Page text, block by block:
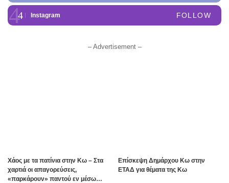
Instagram FOLLOW
– Advertisement –
Χάος με τα πατίνια στην Κω – Στα
χαρτιά οι απαγορεύσεις,
«παρκάρουν» παντού εν μέσω
Επίσκεψη Δημάρχου Κω στην
ΕΤΑΔ για θέματα της Κω